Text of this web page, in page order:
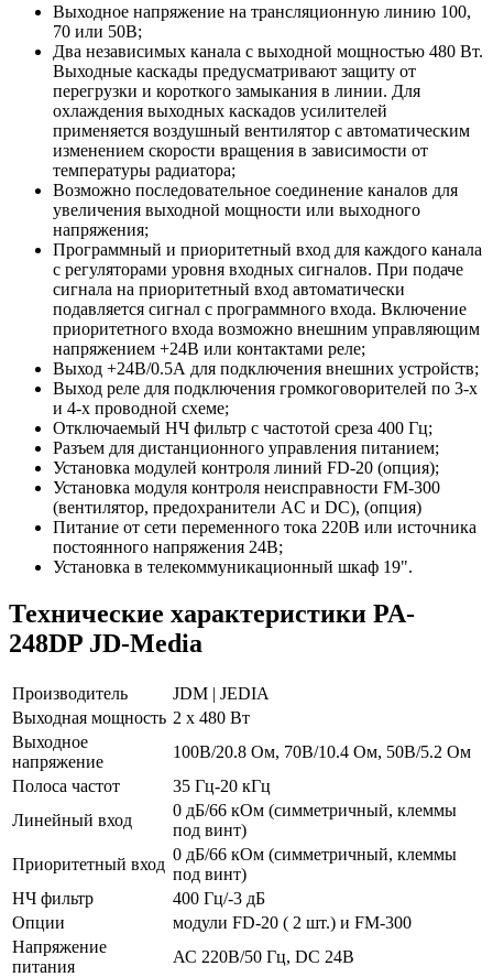
Выходное напряжение на трансляционную линию 100,
70 или 50В;
Два независимых канала с выходной мощностью 480 Вт.
Выходные каскады предусматривают защиту от
перегрузки и короткого замыкания в линии. Для
охлаждения выходных каскадов усилителей
применяется воздушный вентилятор с автоматическим
изменением скорости вращения в зависимости от
температуры радиатора;
Возможно последовательное соединение каналов для
увеличения выходной мощности или выходного
напряжения;
Программный и приоритетный вход для каждого канала
с регуляторами уровня входных сигналов. При подаче
сигнала на приоритетный вход автоматически
подавляется сигнал с программного входа. Включение
приоритетного входа возможно внешним управляющим
напряжением +24В или контактами реле;
Выход +24В/0.5А для подключения внешних устройств;
Выход реле для подключения громкоговорителей по 3-х
и 4-х проводной схеме;
Отключаемый НЧ фильтр с частотой среза 400 Гц;
Разъем для дистанционного управления питанием;
Установка модулей контроля линий FD-20 (опция);
Установка модуля контроля неисправности FM-300
(вентилятор, предохранители AC и DC), (опция)
Питание от сети переменного тока 220В или источника
постоянного напряжения 24В;
Установка в телекоммуникационный шкаф 19".
Технические характеристики PA-
248DP JD-Media
Производитель
JDM | JEDIA
Выходная мощность 2 х 480 Вт
Выходное
напряжение
100В/20.8 Ом, 70В/10.4 Ом, 50В/5.2 Ом
Полоса частот
35 Гц-20 кГц
Линейный вход
0 дБ/66 кОм (симметричный, клеммы
под винт)
Приоритетный вход
0 дБ/66 кОм (симметричный, клеммы
под винт)
НЧ фильтр
400 Гц/-3 дБ
Опции
модули FD-20 ( 2 шт.) и FM-300
Напряжение
питания
АС 220В/50 Гц, DC 24В